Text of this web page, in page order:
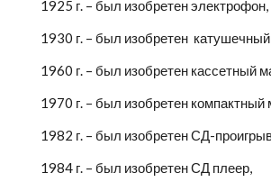
1925 г. – был изобретен электрофон,
1930 г. – был изобретен
1960 г. – был изобретен кассетный
1970 г. – был изобретен компактный
1982 г. – был изобретен СД-
1984 г. – был изобретен СД плеер,